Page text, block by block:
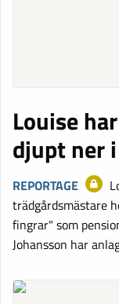
Louise
djupt ner
REPORTAGE
trädgårdsmästare
fingrar" som
Johansson har